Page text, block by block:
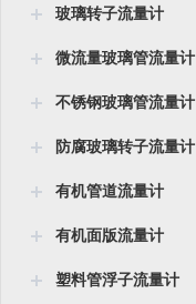
玻璃转子流量计
微流量玻璃管流量计
不锈钢玻璃管流量计
防腐玻璃转子流量计
有机管道流量计
有机面版流量计
塑料管浮子流量计